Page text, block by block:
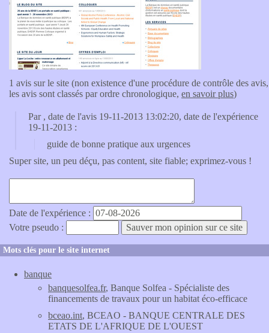
1 avis sur le site (non existence d'une procédure de contrôle des avis,
les avis sont classés par ordre chronologique, en savoir plus)
Par , date de l'avis 19-11-2013 13:02:20, date de l'expérience
19-11-2013 :
guide de bonne pratique aux urgences
Super site, un peu déçu, pas content, site fiable; exprimez-vous !
Date de l'expérience :
Votre pseudo :
Mots clés pour le site internet
banque
banquesolfea.fr, Banque Solfea - Spécialiste des
financements de travaux pour un habitat éco-efficace
bceao.int, BCEAO - BANQUE CENTRALE DES
ETATS DE L'AFRIQUE DE L'OUEST